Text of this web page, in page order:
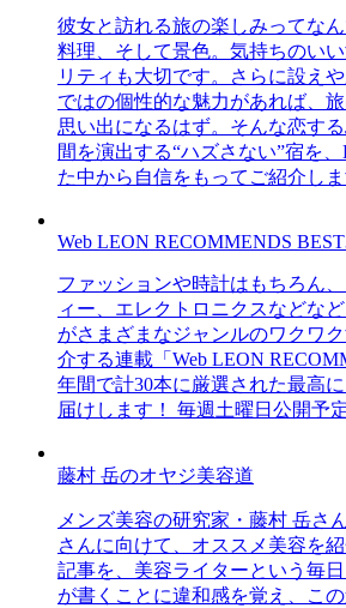
彼女と訪れる旅の楽しみってな
料理、そして景色。気持ちのい
リティも大切です。さらに設え
ではの個性的な魅力があれば、
思い出になるはず。そんな恋す
間を演出する“ハズさない”宿を
た中から自信をもってご紹介しま
Web LEON RECOMMENDS
ファッションや時計はもちろん
ィー、エレクトロニクスなどな
がさまざまなジャンルのワクワ
介する連載「Web LEON
年間で計30本に厳選された最高
届けします！ 毎週土曜日公開予定
藤村 岳のオヤジ美容道
メンズ美容の研究家・藤村 岳さ
さんに向けて、オススメ美容を
記事を、美容ライターという毎
が書くことに違和感を覚え、こ